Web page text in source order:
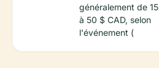
généralement de 15
à 50 $ CAD, selon
l'événement (